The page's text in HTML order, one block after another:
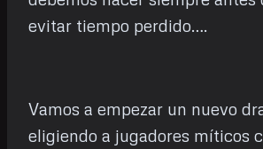
evitar tiempo perdido….
Vamos a empezar un nuevo
eligiendo a jugadores míticos